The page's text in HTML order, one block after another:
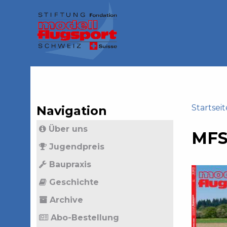
navigation
sind
to
top
Navigation
Über uns
Jugendpreis
Baupraxis
Geschichte
Archive
Abo-Bestellung